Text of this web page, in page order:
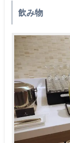
飲み物